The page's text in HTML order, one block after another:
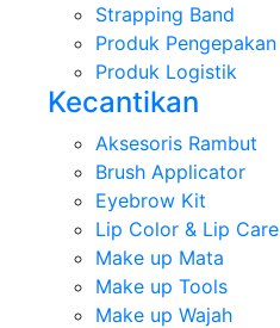
Strapping Band
Produk Pengepakan
Produk Logistik
Kecantikan
Aksesoris Rambut
Brush Applicator
Eyebrow Kit
Lip Color & Lip Care
Make up Mata
Make up Tools
Make up Wajah